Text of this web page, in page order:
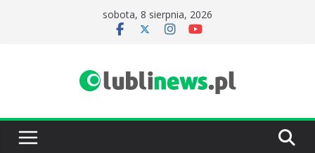
sobota, 8 sierpnia, 2026